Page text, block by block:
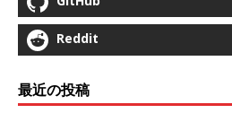
Reddit
最近の投稿